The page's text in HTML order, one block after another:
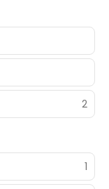
keeps you
for your
bathtubs or
and hair dryers.
safes and
advantage of
Buffet breakfasts
10:30 AM for a
2
1